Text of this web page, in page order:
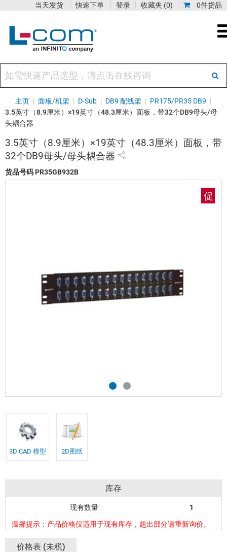
0件货品
收藏夹 (0)
当天发货 快速下单 登录
主页 | 面板/机架 | D-Sub | DB9 配线架 | PR175/PR35 DB9 |
3.5英寸（8.9厘米）×19英寸（48.3厘米）面板，带32个DB9母头/母
头耦合器
3.5英寸（8.9厘米）×19英寸（48.3厘米）面板，带
32个DB9母头/母头耦合器
货品号码 PR35GB932B
促
3D CAD 模型 2D图纸
库存
现有数量
1
温馨提示：产品价格仅适用于现有库存，超出部分请重新询价。
价格表 (未税)